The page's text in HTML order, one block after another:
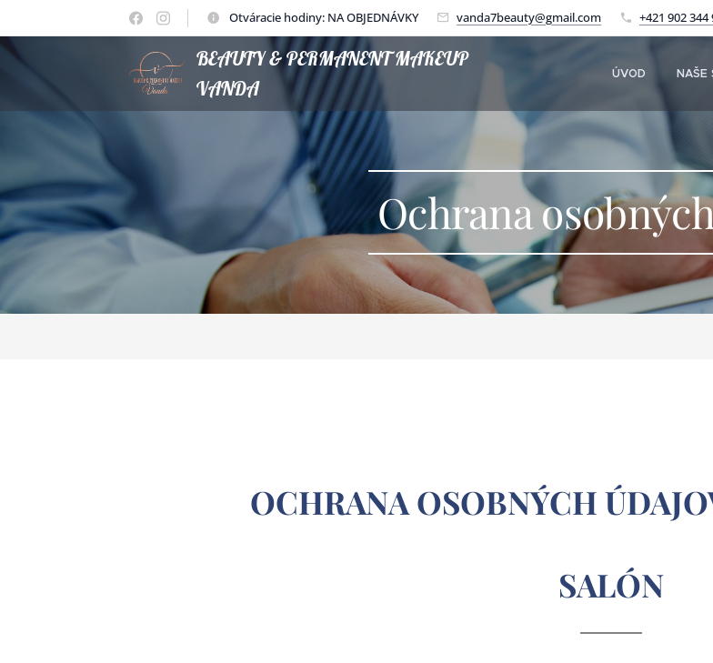
Otváracie hodiny: NA OBJEDNÁVKY vanda7beauty@gmail.com +421 902 344
BEAUTY & PERMANENT MAKEUP
VANDA
ÚVOD NAŠE
Ochrana
OCHRANA OSOBNÝCH
SALÓN